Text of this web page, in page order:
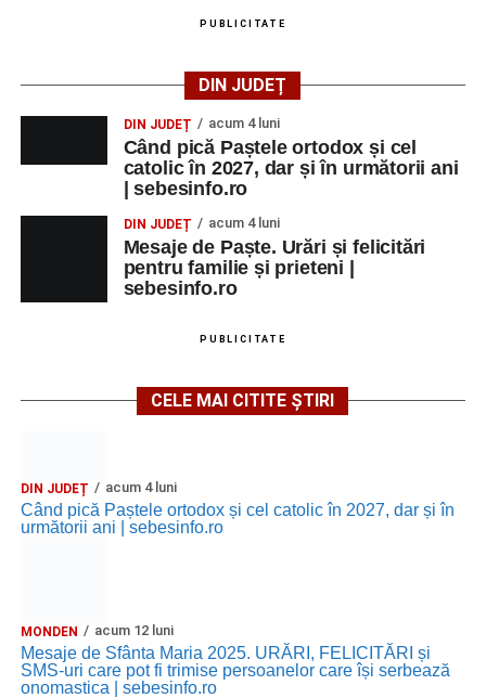
PUBLICITATE
DIN JUDEȚ
DIN JUDEȚ acum 4 luni
Când pică Paștele ortodox și cel
catolic în 2027, dar și în următorii ani
| sebesinfo.ro
DIN JUDEȚ acum 4 luni
Mesaje de Paște. Urări și felicitări
pentru familie și prieteni |
sebesinfo.ro
PUBLICITATE
CELE MAI CITITE ȘTIRI
DIN JUDEȚ acum 4 luni
Când pică Paștele ortodox și cel catolic în 2027, dar și în
următorii ani | sebesinfo.ro
MONDEN acum 12 luni
Mesaje de Sfânta Maria 2025. URĂRI, FELICITĂRI și
SMS-uri care pot fi trimise persoanelor care își serbează
onomastica | sebesinfo.ro